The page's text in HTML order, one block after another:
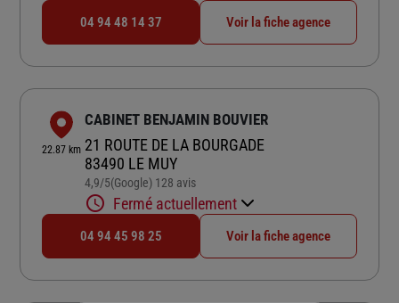
04 94 48 14 37 Voir la fiche agence
22.87 km
CABINET BENJAMIN BOUVIER
21 ROUTE DE LA BOURGADE
83490 LE MUY
4,9/5Note de 4.9 sur 5
(Google) 128 avis
Fermé actuellement
04 94 45 98 25 Voir la fiche agence